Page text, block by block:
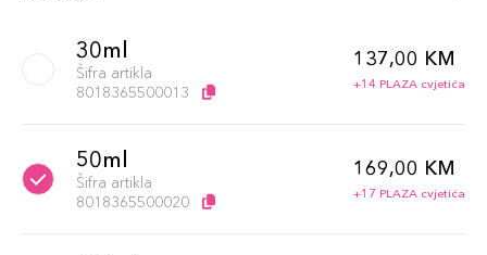
30ml
Šifra artikla
8018365500013
137,00 KM
+14 PLAZA cvjetića
50ml
Šifra artikla
8018365500020
169,00 KM
+17 PLAZA cvjetića